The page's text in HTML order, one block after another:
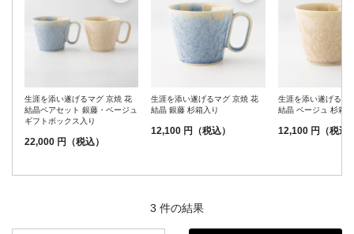
生涯を添い遂げるマグ 京焼 花
結晶ペアセット 銀藤・ベージュ
ギフトボックス入り
22,000 円（税込）
生涯を添い遂げるマグ 京焼 花
結晶 銀藤 杉箱入り
12,100 円（税込）
生涯を添い遂げるマ
結晶 ベージュ 杉箱
12,100 円（税込
3 件の結果